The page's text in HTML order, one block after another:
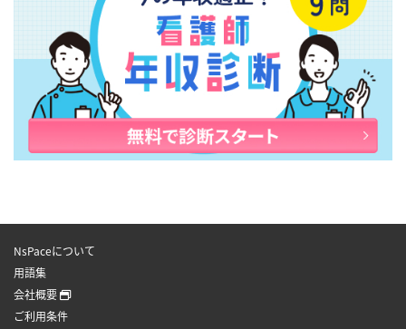
NsPaceについて
用語集
会社概要
ご利用条件